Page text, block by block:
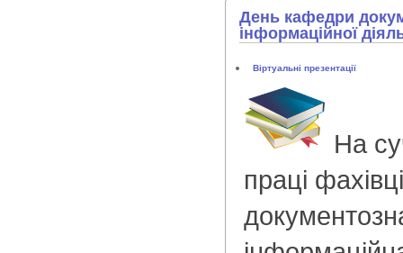
День кафедри
інформаційної
Віртуальні презентації
На
праці